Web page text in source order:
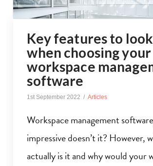
Key features to
when choosing your
workspace
software
1st September 2022 Articles
Workspace management
impressive doesn’t it? However,
actually is it and why would your